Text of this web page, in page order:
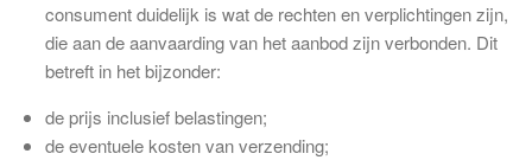
consument duidelijk is wat de rechten en verplichtingen zijn,
die aan de aanvaarding van het aanbod zijn verbonden. Dit
betreft in het bijzonder:
de prijs inclusief belastingen;
de eventuele kosten van verzending;